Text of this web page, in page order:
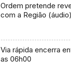
Ordem pretende
com a Região (áudio)
Via rápida encerra
as 06h00